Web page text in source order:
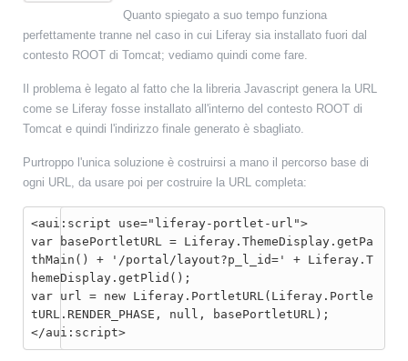
Quanto spiegato a suo tempo funziona
perfettamente tranne nel caso in cui Liferay sia installato fuori dal
contesto ROOT di Tomcat; vediamo quindi come fare.
Il problema è legato al fatto che la libreria Javascript genera la URL
come se Liferay fosse installato all'interno del contesto ROOT di
Tomcat e quindi l'indirizzo finale generato è sbagliato.
Purtroppo l'unica soluzione è costruirsi a mano il percorso base di
ogni URL, da usare poi per costruire la URL completa:
<aui:script use="liferay-portlet-url">
var basePortletURL = Liferay.ThemeDisplay.getPa
thMain() + '/portal/layout?p_l_id=' + Liferay.T
hemeDisplay.getPlid();
var url = new Liferay.PortletURL(Liferay.Portle
tURL.RENDER_PHASE, null, basePortletURL);